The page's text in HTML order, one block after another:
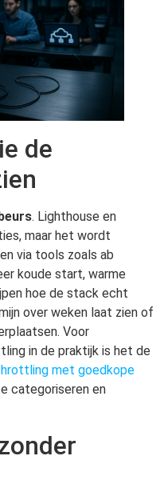
de
beurs. Lighthouse en
maar het wordt
via tools zoals ab
koude start, warme
hoe de stack echt
over weken laat zien of
Voor
in de praktijk is het de
met goedkope
categoriseren en